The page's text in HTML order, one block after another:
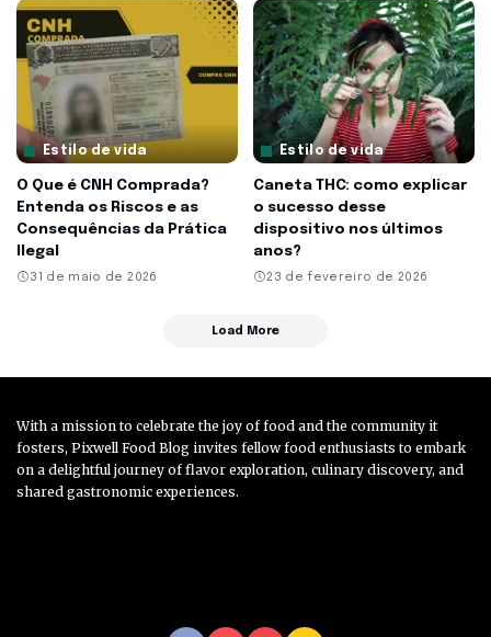
Estilo de vida
O Que é CNH Comprada?
Entenda os Riscos e as
Consequências da Prática
Ilegal
31 de maio de 2026
Estilo de vida
Caneta THC: como explicar
o sucesso desse
dispositivo nos últimos
anos?
23 de fevereiro de 2026
Load More
With a mission to celebrate the joy of food and the community it
fosters, Pixwell Food Blog invites fellow food enthusiasts to embark
on a delightful journey of flavor exploration, culinary discovery, and
shared gastronomic experiences.